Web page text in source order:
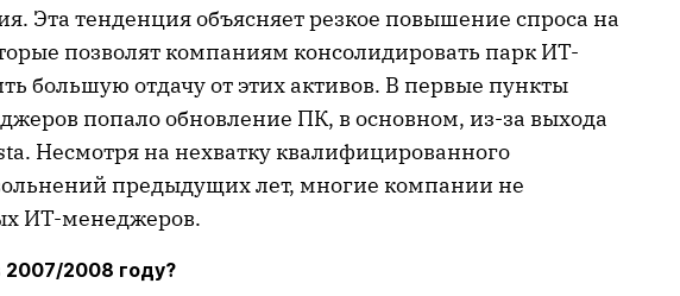
Эта тенденция объясняет резкое повышение спроса на
позволят компаниям консолидировать парк ИТ-
большую отдачу от этих активов. В первые пункты
попало обновление ПК, в основном, из-за выхода
Несмотря на нехватку квалифицированного
предыдущих лет, многие компании не
ИТ-менеджеров.
2007/2008 году?